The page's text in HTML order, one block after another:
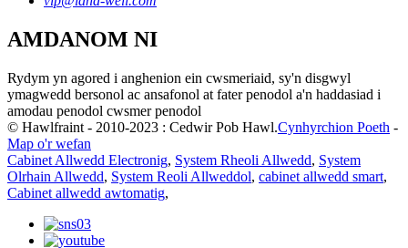
AMDANOM NI
Rydym yn agored i anghenion ein cwsmeriaid, sy'n disgwyl
ymagwedd bersonol ac ansafonol at fater penodol a'n haddasiad i
amodau penodol cwsmer penodol
© Hawlfraint - 2010-2023 : Cedwir Pob Hawl.Cynhyrchion Poeth -
Map o'r wefan
Cabinet Allwedd Electronig, System Rheoli Allwedd, System
Olrhain Allwedd, System Reoli Allweddol, cabinet allwedd smart,
Cabinet allwedd awtomatig,